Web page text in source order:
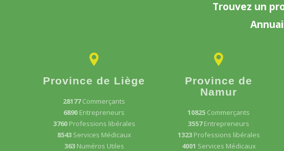
Trouvez un
Province de Liège
28177Commerçants
6890 Entrepreneurs
3760 Professions libérales
8543 Services Médicaux
363 Numéros Utiles
Province de
Namur
10825 Commerçants
3557Entrepreneurs
1323 Professions libérales
4001 Services Médicaux